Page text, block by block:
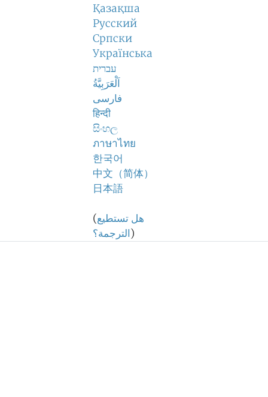
Қазақша
Русский
Српски
Українська
עברית
اَلْعَرَبِيَّةُ
فارسی
हिन्दी
සිංහල
ภาษาไทย
한국어
中文（简体）
日本語
(هل تستطيع
الترجمة؟)